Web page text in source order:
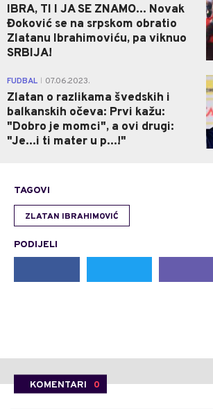
IBRA, TI I JA SE ZNAMO... Novak
Đoković se na srpskom obratio
Zlatanu Ibrahimoviću, pa viknuo
SRBIJA!
FUDBAL 07.06.2023.
Zlatan o razlikama švedskih i
balkanskih očeva: Prvi kažu:
"Dobro je momci", a ovi drugi:
"Je...i ti mater u p...!"
TAGOVI
ZLATAN IBRAHIMOVIĆ
PODIJELI
KOMENTARI 0